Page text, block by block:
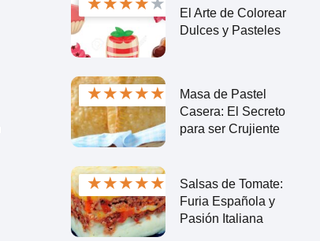
El Arte de Colorear
Dulces y Pasteles
★★★★★
Masa de Pastel
Casera: El Secreto
para ser Crujiente
★★★★★
Salsas de Tomate:
Furia Española y
Pasión Italiana